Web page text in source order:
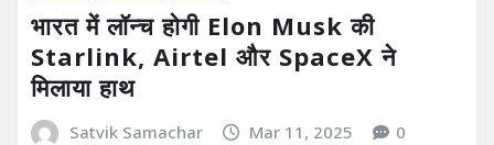
भारत में लॉन्च होगी Elon Musk की
Starlink, Airtel और SpaceX ने
मिलाया हाथ
Satvik Samachar Mar 11, 2025 0